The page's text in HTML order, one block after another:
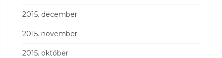
2015. december
2015. november
2015. október